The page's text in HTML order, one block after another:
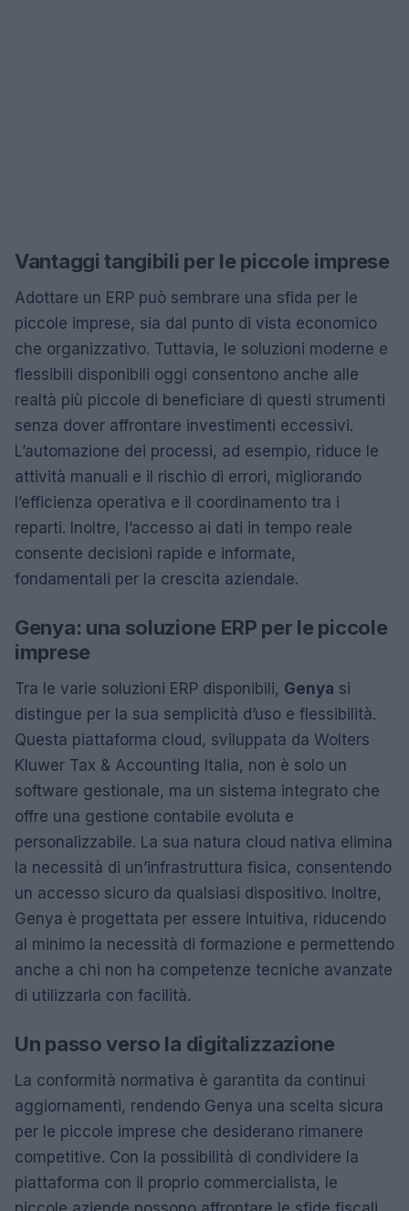
Vantaggi tangibili per le piccole imprese
Adottare un ERP può sembrare una sfida per le
piccole imprese, sia dal punto di vista economico
che organizzativo. Tuttavia, le soluzioni moderne e
flessibili disponibili oggi consentono anche alle
realtà più piccole di beneficiare di questi strumenti
senza dover affrontare investimenti eccessivi.
L’automazione dei processi, ad esempio, riduce le
attività manuali e il rischio di errori, migliorando
l’efficienza operativa e il coordinamento tra i
reparti. Inoltre, l’accesso ai dati in tempo reale
consente decisioni rapide e informate,
fondamentali per la crescita aziendale.
Genya: una soluzione ERP per le piccole
imprese
Tra le varie soluzioni ERP disponibili, Genya si
distingue per la sua semplicità d’uso e flessibilità.
Questa piattaforma cloud, sviluppata da Wolters
Kluwer Tax & Accounting Italia, non è solo un
software gestionale, ma un sistema integrato che
offre una gestione contabile evoluta e
personalizzabile. La sua natura cloud nativa elimina
la necessità di un’infrastruttura fisica, consentendo
un accesso sicuro da qualsiasi dispositivo. Inoltre,
Genya è progettata per essere intuitiva, riducendo
al minimo la necessità di formazione e permettendo
anche a chi non ha competenze tecniche avanzate
di utilizzarla con facilità.
Un passo verso la digitalizzazione
La conformità normativa è garantita da continui
aggiornamenti, rendendo Genya una scelta sicura
per le piccole imprese che desiderano rimanere
competitive. Con la possibilità di condividere la
piattaforma con il proprio commercialista, le